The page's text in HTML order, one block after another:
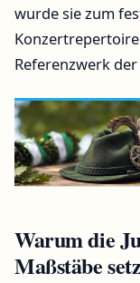
wurde sie zum
Referenzwerk
Warum die
Maßstäbe